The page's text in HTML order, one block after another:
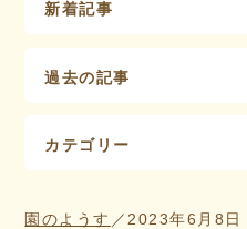
新着記事
過去の記事
カテゴリー
園のようす ／ 2023年6月8日